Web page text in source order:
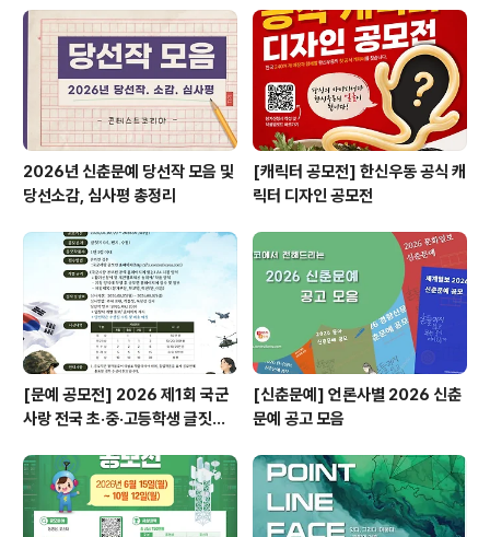
(사)한국응용곤충학회, 전라남도 교육청, 한국관광공사, 한
국도로공사, 한국철도공사 많은 분들의 관심과 참여를 바
라며, 이상 콘코에서 소식 전해 드렸습니다. ※ 내용이 더 궁
금하시다면,..
2026년 신춘문예 당선작 모음 및
당선소감, 심사평 총정리
[캐릭터 공모전] 한신우동 공식 캐
릭터 디자인 공모전
[문예 공모전] 2026 제1회 국군
사랑 전국 초·중·고등학생 글짓기
[신춘문예] 언론사별 2026 신춘
문예 공고 모음